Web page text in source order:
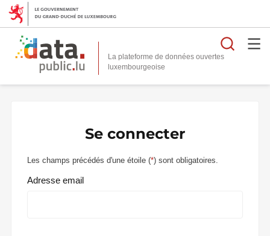
La plateforme de données ouvertes
Se connecter
Les champs précédés d'une étoile (*) sont obligatoires.
Adresse email